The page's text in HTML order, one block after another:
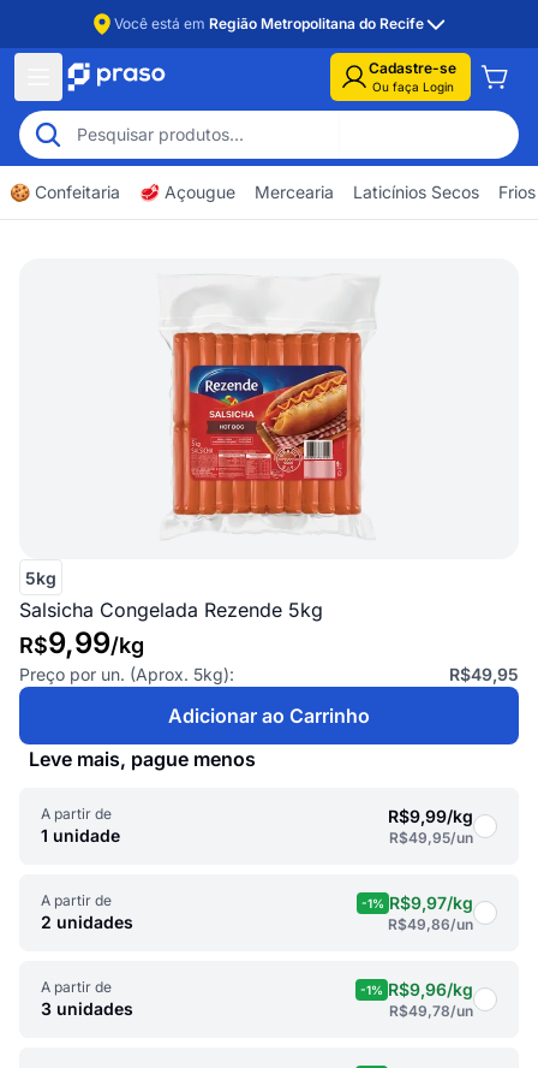
Você está em Região Metropolitana do Recife
Cadastre-se
Ou faça Login
🍪 Confeitaria 🥩 Açougue Mercearia Laticínios Secos
5kg
Salsicha Congelada Rezende 5kg
R$9,99/kg
Preço por un. (Aprox. 5kg): R$49,95
Adicionar ao Carrinho
Leve mais, pague menos
A partir de
1 unidade
R$9,99/kg
R$49,95/un
A partir de
2 unidades
-1% R$9,97/kg
R$49,86/un
A partir de
3 unidades
-1% R$9,96/kg
R$49,78/un